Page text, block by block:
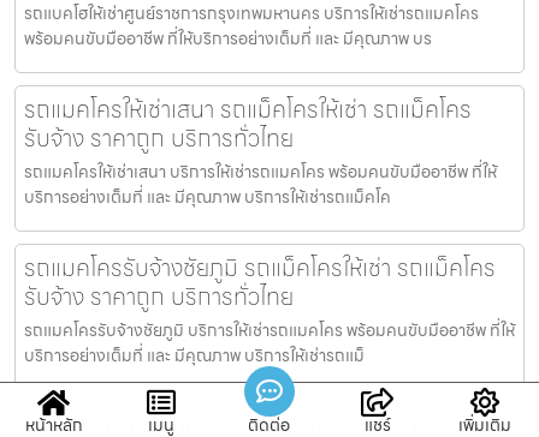
รถแบคโฮให้เช่าศูนย์ราชการกรุงเทพมหานคร บริการให้เช่ารถแมคโคร
พร้อมคนขับมืออาชีพ ที่ให้บริการอย่างเต็มที่ และ มีคุณภาพ บร
รถแมคโครให้เช่าเสนา รถแม็คโครให้เช่า รถแม็คโคร
รับจ้าง ราคาถูก บริการทั่วไทย
รถแมคโครให้เช่าเสนา บริการให้เช่ารถแมคโคร พร้อมคนขับมืออาชีพ ที่ให้
บริการอย่างเต็มที่ และ มีคุณภาพ บริการให้เช่ารถแม็คโค
รถแมคโครรับจ้างชัยภูมิ รถแม็คโครให้เช่า รถแม็คโคร
รับจ้าง ราคาถูก บริการทั่วไทย
รถแมคโครรับจ้างชัยภูมิ บริการให้เช่ารถแมคโคร พร้อมคนขับมืออาชีพ ที่ให้
บริการอย่างเต็มที่ และ มีคุณภาพ บริการให้เช่ารถแม็
รถแมคโครให้เช่านิคมอุตสาหกรรม Smart Park รถ
หน้าหลัก เมนู ติดต่อ แชร์ เพิ่มเติม